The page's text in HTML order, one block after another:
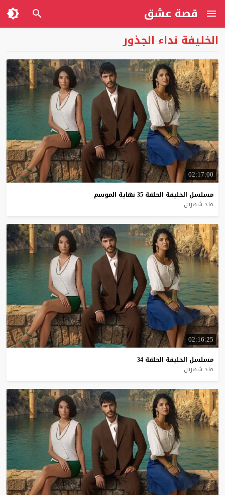
قصة عشق
الخليفة نداء الجذور
02:17:00
مسلسل الخليفة الحلقة 35 نهاية الموسم
منذ شهرين
02:16:25
مسلسل الخليفة الحلقة 34
منذ شهرين